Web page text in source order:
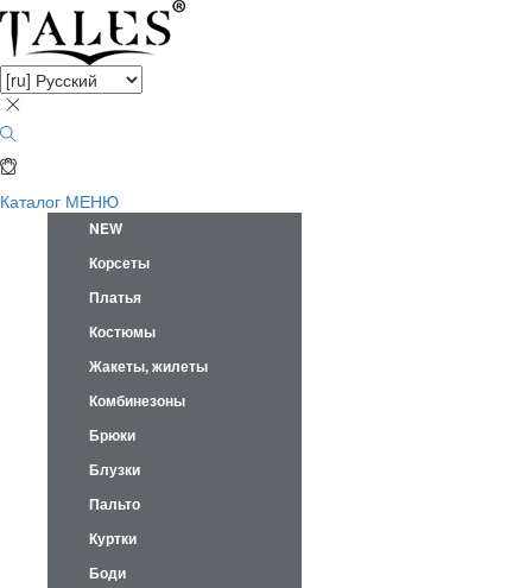
Каталог МЕНЮ
NEW
Корсеты
Платья
Костюмы
Жакеты, жилеты
Комбинезоны
Брюки
Блузки
Пальто
Куртки
Боди